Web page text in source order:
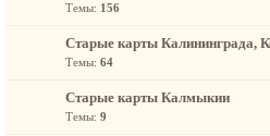
Темы: 156
Старые карты Калининграда,
Темы: 64
Старые карты Калмыкии
Темы: 9